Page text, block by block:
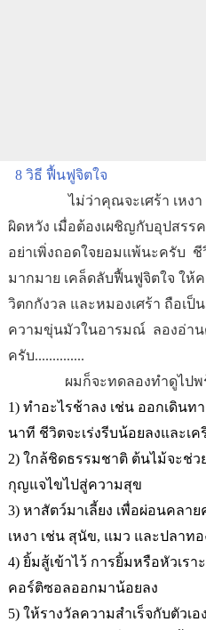
8 วิธี ฟื้นฟูจิตใจ
ไม่ว่าคุณจะเศร้า เหงา
ผิดหวัง เมื่อต้องเผชิญกับอุปสรรค
อย่าเพิ่งถอดใจยอมแพ้นะครับ ชี
มากมาย เคล็ดลับฟื้นฟูจิตใจ ให้
วิตกกังวล และหมองเศร้า ถือเป็
ความขุ่นมัวในอารมณ์ ลองอ่า
ครับ..............
ผมก็จะทดลองทำดูไป
1) ทำอะไรช้าลง เช่น ออกเดินท
นาที ชีวิตจะเร่งรีบน้อยลงและเค
2) ใกล้ชิดธรรมชาติ ต้นไม้จะช่ว
กุญแจไขไปสู่ความสุข
3) หาสัตว์มาเลี้ยง เพื่อผ่อนคลา
เหงา เช่น สุนัข, แมว และปลาทอ
4) ยิ้มสู้เข้าไว้ การยิ้มหรือหัวเร
คอร์ติซอลออกมาน้อยลง
5) ให้รางวัลความสำเร็จกับตัวเ